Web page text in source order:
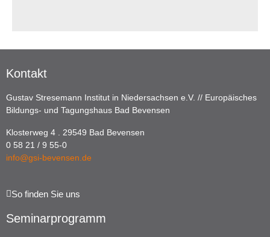
Kontakt
Gustav Stresemann Institut in Niedersachsen e.V. // Europäisches
Bildungs- und Tagungshaus Bad Bevensen
Klosterweg 4 . 29549 Bad Bevensen
0 58 21 / 9 55-0
info@gsi-bevensen.de
So finden Sie uns
Seminarprogramm